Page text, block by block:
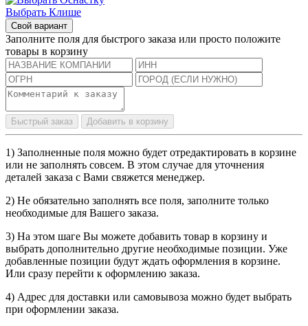
Выбрать Клише
Свой вариант
Заполните поля для быстрого заказа или просто положите
товары в корзину
Быстрый заказ Добавить в корзину
1) Заполненные поля можно будет отредактировать в корзине
или не заполнять совсем. В этом случае для уточнения
деталей заказа с Вами свяжется менеджер.
2) Не обязательно заполнять все поля, заполните только
необходимые для Вашего заказа.
3) На этом шаге Вы можете добавить товар в корзину и
выбрать дополнительно другие необходимые позиции. Уже
добавленные позиции будут ждать оформления в корзине.
Или сразу перейти к оформлению заказа.
4) Адрес для доставки или самовывоза можно будет выбрать
при оформлении заказа.